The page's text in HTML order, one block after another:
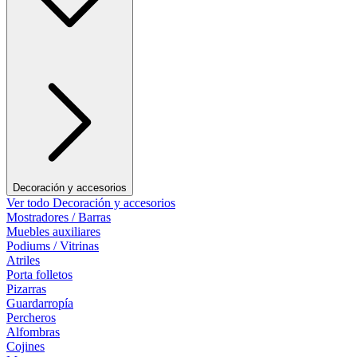
Decoración y accesorios
Ver todo Decoración y accesorios
Mostradores / Barras
Muebles auxiliares
Podiums / Vitrinas
Atriles
Porta folletos
Pizarras
Guardarropía
Percheros
Alfombras
Cojines